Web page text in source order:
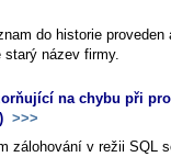
do historie
název firmy.
na chybu při
>>>
zálohování v režii SQL